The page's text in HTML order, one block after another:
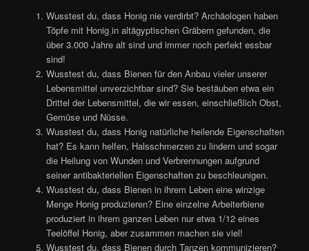
Wusstest du, dass Honig nie verdirbt? Archäologen haben
Töpfe mit Honig in altägyptischen Gräbern gefunden, die
über 3.000 Jahre alt sind und immer noch perfekt essbar
sind!
Wusstest du, dass Bienen für den Anbau vieler unserer
Lebensmittel unverzichtbar sind? Sie bestäuben etwa ein
Drittel der Lebensmittel, die wir essen, einschließlich Obst,
Gemüse und Nüsse.
Wusstest du, dass Honig natürliche heilende Eigenschaften
hat? Es kann helfen, Halsschmerzen zu lindern und sogar
die Heilung von Wunden und Verbrennungen aufgrund
seiner antibakteriellen Eigenschaften zu beschleunigen.
Wusstest du, dass Bienen in ihrem Leben eine winzige
Menge Honig produzieren? Eine einzelne Arbeiterbiene
produziert in ihrem ganzen Leben nur etwa 1/12 eines
Teelöffel Honig, aber zusammen machen sie viel!
Wusstest du, dass Bienen durch Tanzen kommunizieren?